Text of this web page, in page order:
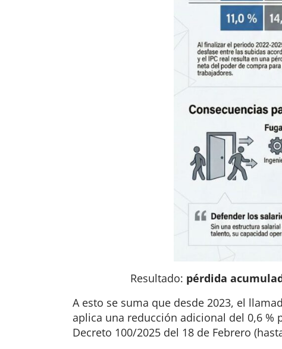
Resultado: pérdida
A esto se suma que desde 2023, el
aplica una reducción adicional del 0,6 %
Decreto 100/2025 del 18 de Febrero